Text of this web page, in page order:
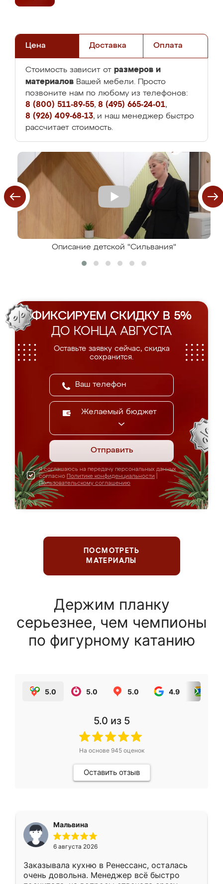
Цена Доставка Оплата
Стоимость зависит от размеров и
материалов Вашей мебели. Просто
позвоните нам по любому из телефонов:
8 (800) 511-89-55, 8 (495) 665-24-01,
8 (926) 409-68-13, и наш менеджер быстро
рассчитает стоимость.
Описание детской "Сильвания"
ФИКСИРУЕМ СКИДКУ В 5%
ДО КОНЦА АВГУСТА
Оставьте заявку сейчас, скидка
сохранится.
Желаемый бюджет
Отправить
Я соглашаюсь на передачу персональных данных
согласно Политике конфиденциальности
Пользовательскому соглашению
ПОСМОТРЕТЬ
МАТЕРИАЛЫ
Держим планку
серьезнее, чем чемпионы
по фигурному катанию
5.0 5.0 5.0 4.9
5.0 из 5
На основе 945оценок
Оставить отзыв
Мальвина
6 августа 2026
Заказывала кухню в Ренессанс, осталась
очень довольна. Менеджер всё быстро